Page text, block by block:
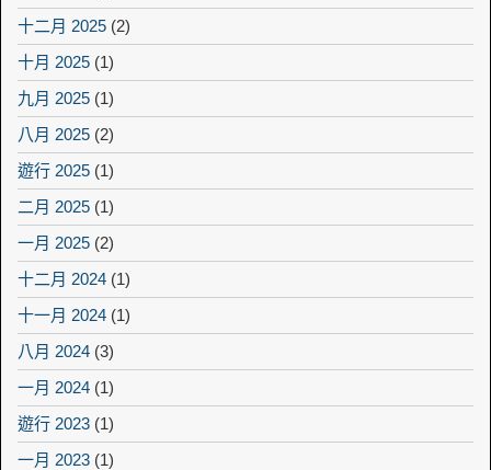
十二月 2025 (2)
十月 2025 (1)
九月 2025 (1)
八月 2025 (2)
遊行 2025 (1)
二月 2025 (1)
一月 2025 (2)
十二月 2024 (1)
十一月 2024 (1)
八月 2024 (3)
一月 2024 (1)
遊行 2023 (1)
一月 2023 (1)